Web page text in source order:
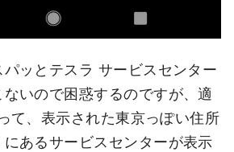
ッとテスラ サービスセンター
いので困惑するのですが、適
て、表示された東京っぽい住所
あるサービスセンターが表示